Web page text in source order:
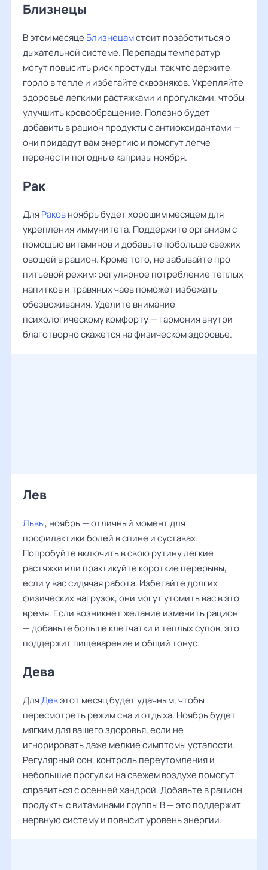
Близнецы
В этом месяце Близнецамстоит позаботиться о
дыхательной системе. Перепады температур
могут повысить риск простуды, так что держите
горло в тепле и избегайте сквозняков. Укрепляйте
здоровье легкими растяжками и прогулками, чтобы
улучшить кровообращение. Полезно будет
добавить в рацион продукты с антиоксидантами —
они придадут вам энергию и помогут легче
перенести погодные капризы ноября.
Рак
ДляРаковноябрь будет хорошим месяцем для
укрепления иммунитета. Поддержите организм с
помощью витаминов и добавьте побольше свежих
овощей в рацион. Кроме того, не забывайте про
питьевой режим: регулярное потребление теплых
напитков и травяных чаев поможет избежать
обезвоживания. Уделите внимание
психологическому комфорту — гармония внутри
благотворно скажется на физическом здоровье.
Лев
Львы, ноябрь — отличный момент для
профилактики болей в спине и суставах.
Попробуйте включить в свою рутину легкие
растяжки или практикуйте короткие перерывы,
если у вас сидячая работа. Избегайте долгих
физических нагрузок, они могут утомить вас в это
время. Если возникнет желание изменить рацион
— добавьте больше клетчатки и теплых супов, это
поддержит пищеварение и общий тонус.
Дева
ДляДевэтот месяц будет удачным, чтобы
пересмотреть режим сна и отдыха. Ноябрь будет
мягким для вашего здоровья, если не
игнорировать даже мелкие симптомы усталости.
Регулярный сон, контроль переутомления и
небольшие прогулки на свежем воздухе помогут
справиться с осенней хандрой. Добавьте в рацион
продукты с витаминами группы В — это поддержит
нервную систему и повысит уровень энергии.